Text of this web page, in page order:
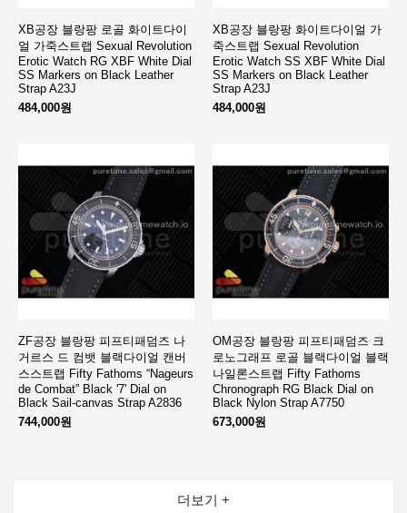
XB공장 블랑팡 로골 화이트다이
얼 가죽스트랩 Sexual Revolution
Erotic Watch RG XBF White Dial
SS Markers on Black Leather
Strap A23J
484,000원
XB공장 블랑팡 화이트다이얼 가
죽스트랩 Sexual Revolution
Erotic Watch SS XBF White Dial
SS Markers on Black Leather
Strap A23J
484,000원
ZF공장 블랑팡 피프티패덤즈 나
거르스 드 컴뱃 블랙다이얼 캔버
스스트랩 Fifty Fathoms “Nageurs
de Combat” Black '7' Dial on
Black Sail-canvas Strap A2836
744,000원
OM공장 블랑팡 피프티패덤즈 크
로노그래프 로골 블랙다이얼 블랙
나일론스트랩 Fifty Fathoms
Chronograph RG Black Dial on
Black Nylon Strap A7750
673,000원
더보기 +